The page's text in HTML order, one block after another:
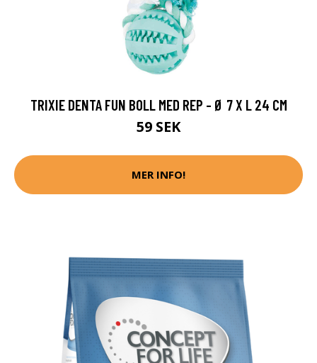
TRIXIE DENTA FUN BOLL MED REP - Ø 7 X L 24 CM
59 SEK
MER INFO!